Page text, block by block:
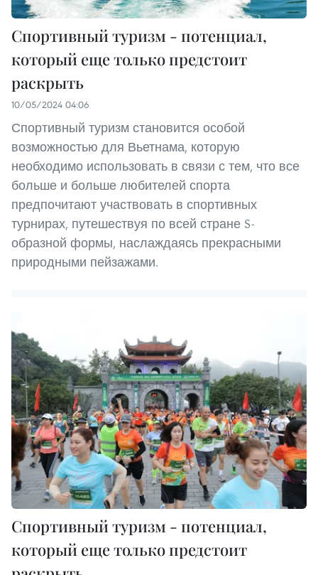
Спортивный туризм - потенциал,
который еще только предстоит
раскрыть
10/05/2024 04:06
Спортивный туризм становится особой
возможностью для Вьетнама, которую
необходимо использовать в связи с тем, что все
больше и больше любителей спорта
предпочитают участвовать в спортивных
турнирах, путешествуя по всей стране S-
образной формы, наслаждаясь прекрасными
природными пейзажами.
Спортивный туризм - потенциал,
который еще только предстоит